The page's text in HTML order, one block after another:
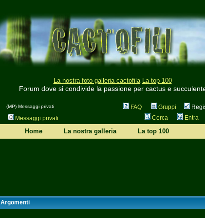
La nostra foto galleria cactofila La top 100
Forum dove si condivide la passione per cactus e
(MP) Messaggi privati FAQ Gruppi
Messaggi privati
Cerca Entra
Home La nostra galleria La top 100
Argomenti